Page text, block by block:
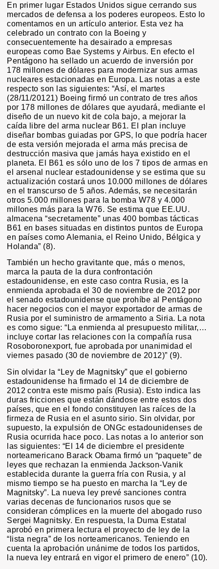
En primer lugar Estados Unidos sigue cerrando sus
mercados de defensa a los poderes europeos. Esto lo
comentamos en un artículo anterior. Esta vez ha
celebrado un contrato con la Boeing y
consecuentemente ha desairado a empresas
europeas como Bae Systems y Airbus. En efecto el
Pentágono ha sellado un acuerdo de inversión por
178 millones de dólares para modernizar sus armas
nucleares estacionadas en Europa. Las notas a este
respecto son las siguientes: “Así, el martes
(28/11/20121) Boeing firmó un contrato de tres años
por 178 millones de dólares que ayudará, mediante el
diseño de un nuevo kit de cola bajo, a mejorar la
caída libre del arma nuclear B61. El plan incluye
diseñar bombas guiadas por GPS, lo que podría hacer
de esta versión mejorada el arma más precisa de
destrucción masiva que jamás haya existido en el
planeta. El B61 es sólo uno de los 7 tipos de armas en
el arsenal nuclear estadounidense y se estima que su
actualización costará unos 10.000 millones de dólares
en el transcurso de 5 años. Además, se necesitarán
otros 5.000 millones para la bomba W78 y 4.000
millones más para la W76. Se estima que EE.UU.
almacena “secretamente” unas 400 bombas tácticas
B61 en bases situadas en distintos puntos de Europa
en países como Alemania, el Reino Unido, Bélgica y
Holanda” (8).
También un hecho gravitante que, más o menos,
marca la pauta de la dura confrontación
estadounidense, en este caso contra Rusia, es la
enmienda aprobada el 30 de noviembre de 2012 por
el senado estadounidense que prohíbe al Pentágono
hacer negocios con el mayor exportador de armas de
Rusia por el suministro de armamento a Siria. La nota
es como sigue: “La enmienda al presupuesto militar,…
incluye cortar las relaciones con la compañía rusa
Rosoboronexport, fue aprobada por unanimidad el
viernes pasado (30 de noviembre de 2012)” (9).
Sin olvidar la “Ley de Magnitsky” que el gobierno
estadounidense ha firmado el 14 de diciembre de
2012 contra este mismo país (Rusia). Esto indica las
duras fricciones que están dándose entre estos dos
países, que en el fondo constituyen las raíces de la
firmeza de Rusia en el asunto sirio. Sin olvidar, por
supuesto, la expulsión de ONGc estadounidenses de
Rusia ocurrida hace poco. Las notas a lo anterior son
las siguientes: “El 14 de diciembre el presidente
norteamericano Barack Obama firmó un “paquete” de
leyes que rechazan la enmienda Jackson-Vanik
establecida durante la guerra fría con Rusia, y al
mismo tiempo se ha puesto en marcha la “Ley de
Magnitsky”. La nueva ley prevé sanciones contra
varias decenas de funcionarios rusos que se
consideran cómplices en la muerte del abogado ruso
Sergei Magnitsky. En respuesta, la Duma Estatal
aprobó en primera lectura el proyecto de ley de la
“lista negra” de los norteamericanos. Teniendo en
cuenta la aprobación unánime de todos los partidos,
la nueva ley entrará en vigor el primero de enero” (10).